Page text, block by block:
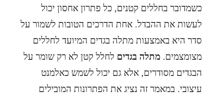
כשמדובר בחללים קטנים, כל פתרון אחסון יכול
לעשות את ההבדל. אחת הדרכים הטובות לשמור על
סדר היא באמצעות מתלה בגדים המיועד לחללים
מצומצמים. מתלה בגדים לחלל קטן לא רק שומר על
הבגדים מסודרים, אלא גם יכול לשמש כאלמנט
עיצובי. במאמר זה נציג את הפתרונות המובילים